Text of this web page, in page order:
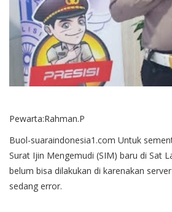
Pewarta:Rahman.P
Buol-suaraindonesia1.com Untuk
Surat Ijin Mengemudi (SIM) baru di Sat
belum bisa dilakukan di karenakan
sedang error.